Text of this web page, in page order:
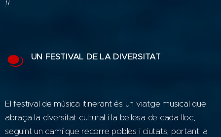
!!
UN FESTIVAL DE LA DIVERSITAT
El festival de música itinerant és un viatge musical que
abraça la diversitat cultural i la bellesa de cada lloc,
seguint un camí que recorre pobles i ciutats, portant la